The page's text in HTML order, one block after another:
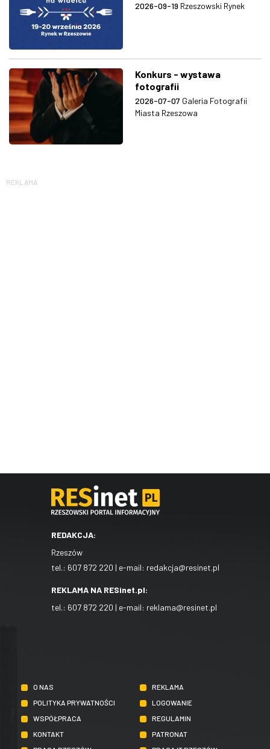
2026-09-19 Rzeszowski Rynek
Konkurs - wystawa
fotografii
2026-07-07 Galeria Fotografii
Miasta Rzeszowa
REKLAMA
REDAKCJA:
Rzeszów
tel.: 607 872 220 | e-mail: redakcja@resinet.pl
REKLAMA NA RESinet.pl:
tel.: 607 872 220 | e-mail: reklama@resinet.pl
O NAS
REKLAMA
POLITYKA PRYWATNOŚCI
LOGOWANIE
WSPÓŁPRACA
REGULAMIN
KONTAKT
PATRONAT